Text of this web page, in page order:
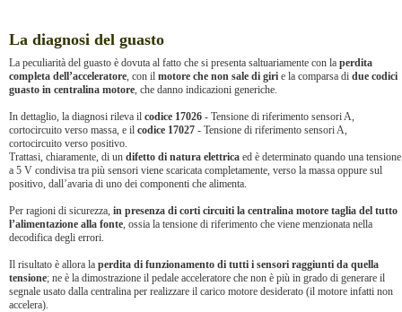
La diagnosi del guasto
La peculiarità del guasto è dovuta al fatto che si presenta saltuariamente con la perdita
completa dell’acceleratore, con il motore che non sale di giri e la comparsa di due codici
guasto in centralina motore, che danno indicazioni generiche.
In dettaglio, la diagnosi rileva il codice 17026 - Tensione di riferimento sensori A,
cortocircuito verso massa, e il codice 17027 - Tensione di riferimento sensori A,
cortocircuito verso positivo.
Trattasi, chiaramente, di un difetto di natura elettrica ed è determinato quando una tensione
a 5 V condivisa tra più sensori viene scaricata completamente, verso la massa oppure sul
positivo, dall’avaria di uno dei componenti che alimenta.
Per ragioni di sicurezza, in presenza di corti circuiti la centralina motore taglia del tutto
l’alimentazione alla fonte, ossia la tensione di riferimento che viene menzionata nella
decodifica degli errori.
Il risultato è allora la perdita di funzionamento di tutti i sensori raggiunti da quella
tensione; ne è la dimostrazione il pedale acceleratore che non è più in grado di generare il
segnale usato dalla centralina per realizzare il carico motore desiderato (il motore infatti non
accelera).